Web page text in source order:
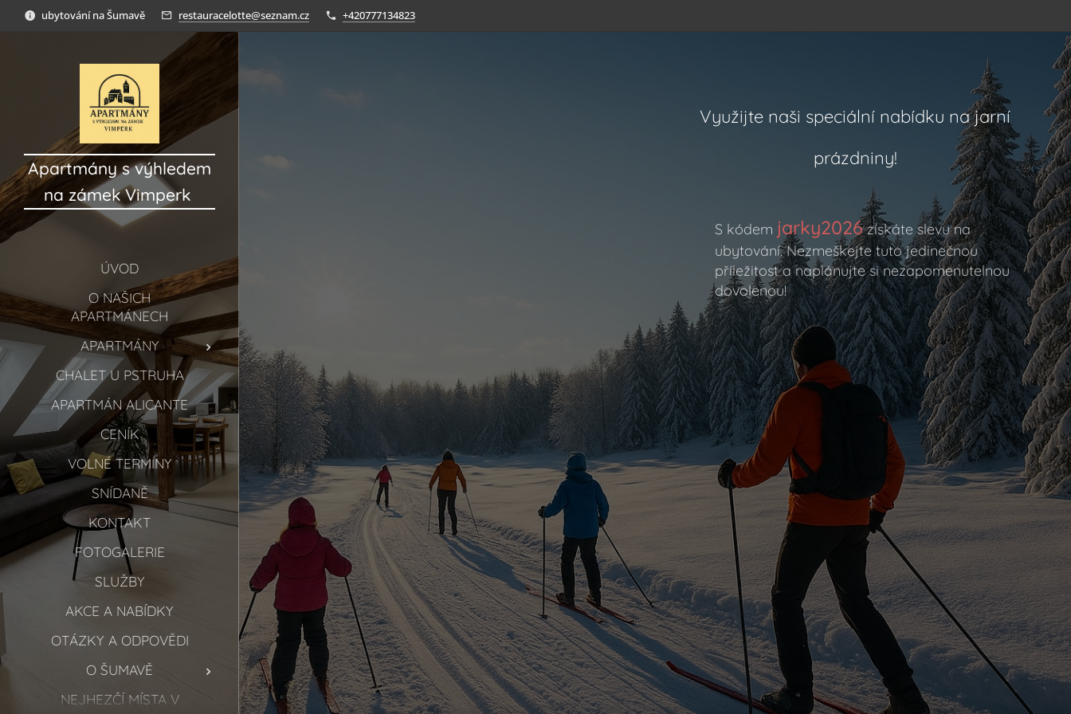
ubytování na Šumavě restauracelotte@seznam.cz +420777134823
Apartmány s výhledem
na zámek Vimperk
ÚVOD
O NAŠICH
APARTMÁNECH
APARTMÁNY
CHALET U PSTRUHA
APARTMÁN ALICANTE
CENÍK
VOLNÉ TERMÍNY
SNÍDANĚ
KONTAKT
FOTOGALERIE
SLUŽBY
AKCE A NABÍDKY
OTÁZKY A ODPOVĚDI
O ŠUMAVĚ
NEJHEZČÍ MÍSTA V
Využijte naši speciální nabídku na jarní
prázdniny!
S kódem jarky2026získáte slevu na
ubytování. Nezmeškejte tuto jedinečnou
příležitost a naplánujte si nezapomenutelnou
dovolenou!